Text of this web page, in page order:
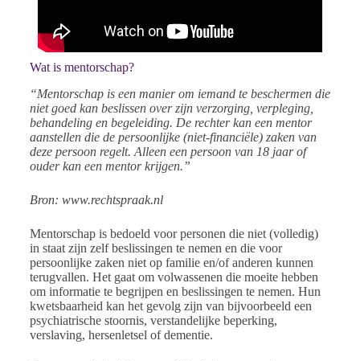
Wat is mentorschap?
“Mentorschap is een manier om iemand te beschermen die
niet goed kan beslissen over zijn verzorging, verpleging,
behandeling en begeleiding. De rechter kan een mentor
aanstellen die de persoonlijke (niet-financiële) zaken van
deze persoon regelt. Alleen een persoon van 18 jaar of
ouder kan een mentor krijgen.”
Bron: www.rechtspraak.nl
Mentorschap is bedoeld voor personen die niet (volledig)
in staat zijn zelf beslissingen te nemen en die voor
persoonlijke zaken niet op familie en/of anderen kunnen
terugvallen. Het gaat om volwassenen die moeite hebben
om informatie te begrijpen en beslissingen te nemen. Hun
kwetsbaarheid kan het gevolg zijn van bijvoorbeeld een
psychiatrische stoornis, verstandelijke beperking,
verslaving, hersenletsel of dementie.